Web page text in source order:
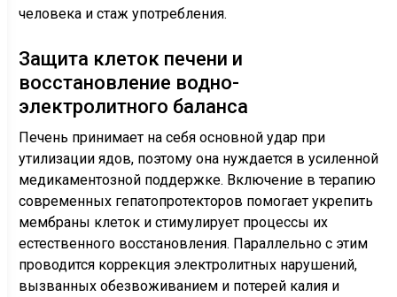
человека и стаж употребления.
Защита клеток печени и
восстановление водно-
электролитного баланса
Печень принимает на себя основной удар при
утилизации ядов, поэтому она нуждается в усиленной
медикаментозной поддержке. Включение в терапию
современных гепатопротекторов помогает укрепить
мембраны клеток и стимулирует процессы их
естественного восстановления. Параллельно с этим
проводится коррекция электролитных нарушений,
вызванных обезвоживанием и потерей калия и